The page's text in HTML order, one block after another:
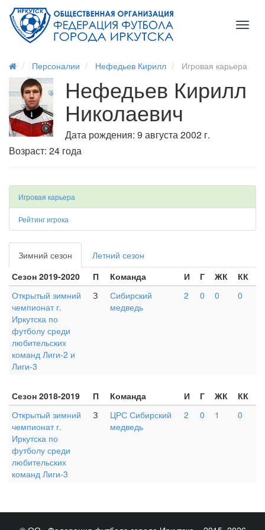
Персоналии Нефедьев Кирилл Игровая карьера
Нефедьев Кирилл
Николаевич
Дата рождения: 9 августа 2002 г.
Возраст: 24 года
Игровая карьера
Рейтинг игрока
Зимний сезон
Летний сезон
Сезон 2019-2020
П Команда И Г ЖК
КК
Открытый зимний
чемпионат г.
Иркутска по
футболу среди
любительских
команд Лиги-2 и
Лиги-3
З
Сибирский
медведь
2 0 0 0
Сезон 2018-2019 П Команда И Г ЖК
КК
Открытый зимний
чемпионат г.
Иркутска по
футболу среди
любительских
команд Лиги-3
З
ЦРС Сибирский
медведь
2 0 1 0